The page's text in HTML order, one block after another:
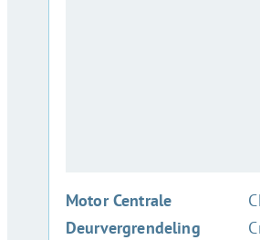
Motor Centrale
Deurvergrendeling
: